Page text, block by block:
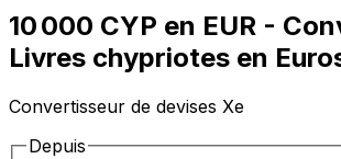
10 000 CYP en EUR -
Livres chypriotes en
Convertisseur de devises Xe
Depuis